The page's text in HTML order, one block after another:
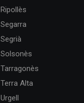
Ripollès
Segarra
Segrià
Solsonès
Tarragonès
Terra Alta
Urgell